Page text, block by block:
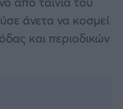
άνετα να κοσμεί
και περιοδικών